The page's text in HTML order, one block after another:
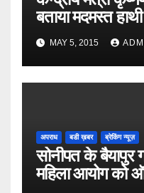
बताया मदमस्त हाथी
MAY 5, 2015
अपराध बडी ख़बर ब्रेकिंग न्यूज़
सोनीपत के बैयापुर
महिला आयोग को